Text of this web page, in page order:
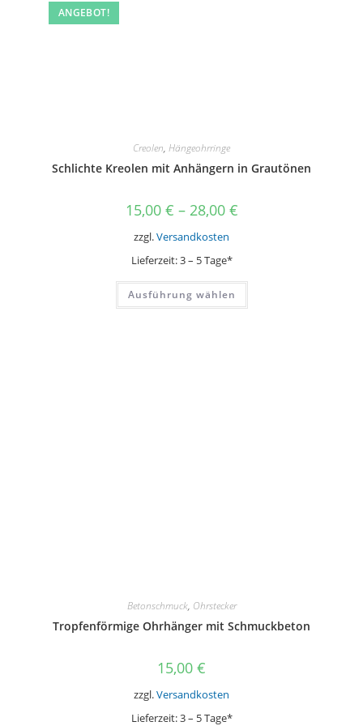
ANGEBOT!
Creolen, Hängeohrringe
Schlichte Kreolen mit Anhängern in Grautönen
15,00 € – 28,00 €
zzgl.Versandkosten
Lieferzeit:3 – 5 Tage*
Ausführung wählen
Dieses
weist
Betonschmuck, Ohrstecker
Tropfenförmige Ohrhänger mit Schmuckbeton
15,00 €
zzgl.Versandkosten
Lieferzeit:3 – 5 Tage*